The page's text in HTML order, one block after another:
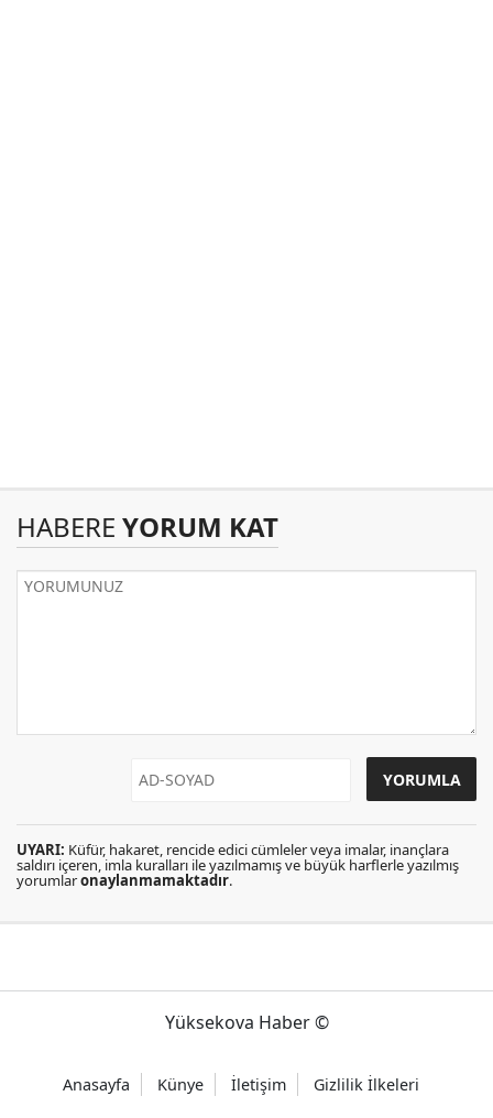
HABERE YORUM KAT
UYARI: Küfür, hakaret, rencide edici cümleler veya imalar, inançlara
saldırı içeren, imla kuralları ile yazılmamış ve büyük harflerle yazılmış
yorumlaronaylanmamaktadır.
Yüksekova Haber ©
Anasayfa Künye İletişim Gizlilik İlkeleri